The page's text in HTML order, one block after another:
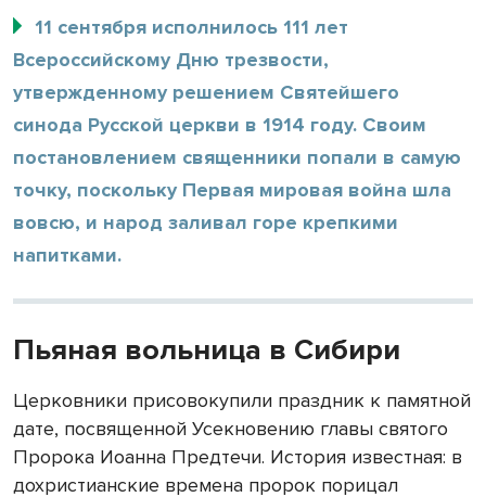
11 сентября исполнилось 111 лет
Всероссийскому Дню трезвости,
утвержденному решением Святейшего
синода Русской церкви в 1914 году. Своим
постановлением священники попали в самую
точку, поскольку Первая мировая война шла
вовсю, и народ заливал горе крепкими
напитками.
Пьяная вольница в Сибири
Церковники присовокупили праздник к памятной
дате, посвященной Усекновению главы святого
Пророка Иоанна Предтечи. История известная: в
дохристианские времена пророк порицал